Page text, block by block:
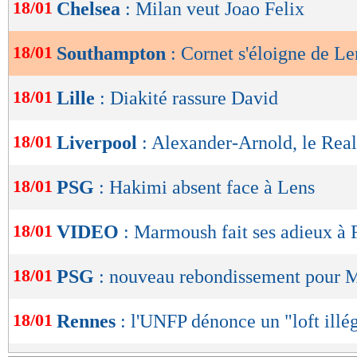
de
OK
18/01 Chelsea : Milan veut Joao Felix
18/01 Southampton : Cornet s'éloigne de
18/01 Lille : Diakité rassure David
18/01 Liverpool : Alexander-Arnold, le
18/01 PSG : Hakimi absent face à Lens
18/01 VIDEO : Marmoush fait ses adieux à
18/01 PSG : nouveau rebondissement pour
18/01 Rennes : l'UNFP dénonce un "loft